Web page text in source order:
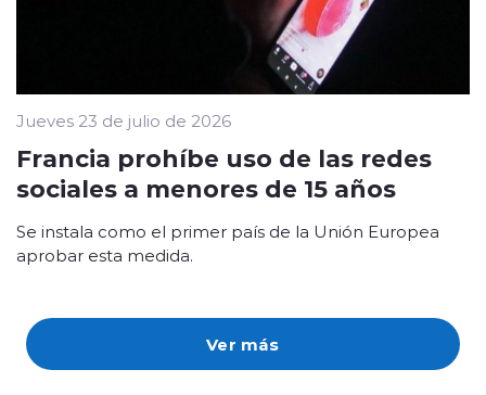
Ver más
Jueves 23 de julio de 2026
Francia prohíbe uso de las redes
sociales a menores de 15 años
Se instala como el primer país de la Unión Europea
aprobar esta medida.